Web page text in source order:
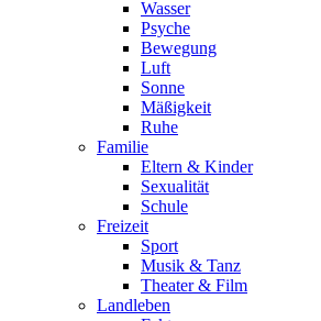
Wasser
Psyche
Bewegung
Luft
Sonne
Mäßigkeit
Ruhe
Familie
Eltern & Kinder
Sexualität
Schule
Freizeit
Sport
Musik & Tanz
Theater & Film
Landleben